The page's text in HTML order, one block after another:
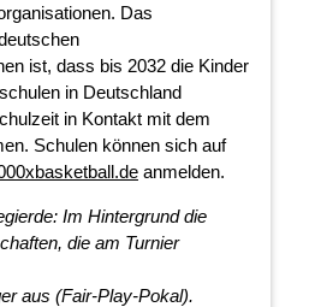
Das
ist, dass bis 2032 die Kinder
in Deutschland
in Kontakt mit dem
Schulen können sich auf
anmelden.
Im Hintergrund die
die am Turnier
aus (Fair-Play-Pokal).